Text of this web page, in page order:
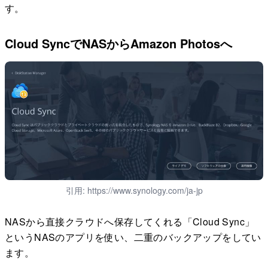
す。
Cloud SyncでNASからAmazon Photosへ
引用: https://www.synology.com/ja-jp
NASから直接クラウドへ保存してくれる「Cloud Sync」
というNASのアプリを使い、二重のバックアップをしてい
ます。